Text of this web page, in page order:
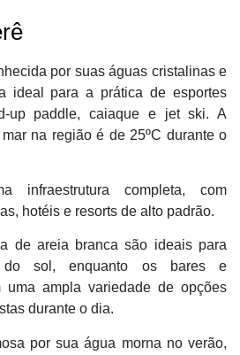
por suas águas cristalinas e
ideal para a prática de esportes
up paddle, caiaque e jet ski. A
na região é de 25ºC durante o
infraestrutura completa, com
hotéis e resorts de alto padrão.
de areia branca são ideais para
do sol, enquanto os bares e
uma ampla variedade de opções
durante o dia.
por sua água morna no verão,